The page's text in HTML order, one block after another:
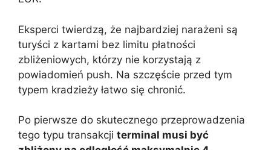
Eksperci twierdzą, że najbardziej narażeni są
turyści z kartami bez limitu płatności
zbliżeniowych, którzy nie korzystają z
powiadomień push. Na szczęście przed tym
typem kradzieży łatwo się chronić.
Po pierwsze do skutecznego przeprowadzenia
tego typu transakcji terminal musi być